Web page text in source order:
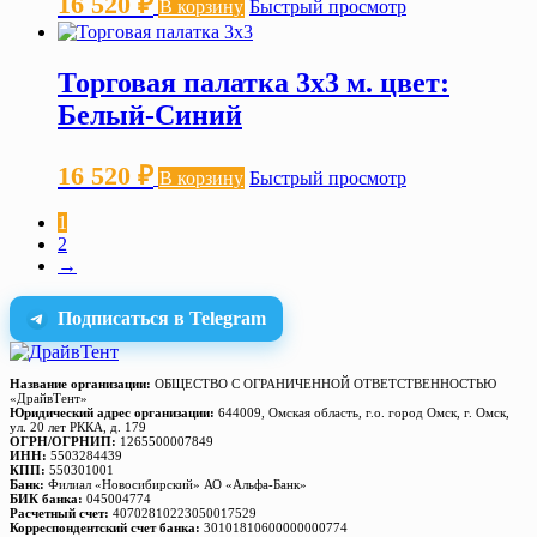
В корзину Быстрый просмотр
Торговая палатка 3х3 м. цвет:
Белый-Синий
16 520 ₽ В корзину Быстрый просмотр
1
2
→
Подписаться в Telegram
Название организации: ОБЩЕСТВО С ОГРАНИЧЕННОЙ ОТВЕТСТВЕННОСТЬЮ
«ДрайвТент»
Юридический адрес организации: 644009, Омская область, г.о. город Омск, г. Омск,
ул. 20 лет РККА, д. 179
ОГРН/ОГРНИП: 1265500007849
ИНН: 5503284439
КПП: 550301001
Банк: Филиал «Новосибирский» АО «Альфа-Банк»
БИК банка: 045004774
Расчетный счет: 40702810223050017529
Корреспондентский счет банка: 30101810600000000774